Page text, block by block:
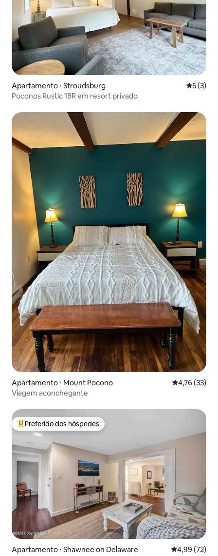
Apartamento ⋅ Stroudsburg 5 de
5 (3)
Poconos Rustic 1BR em resort privado
Apartamento ⋅ Mount Pocono 4,76 de uma
4,76 (33)
Viagem aconchegante
Entre os melhores preferidos dos hóspedes
Preferido dos hóspedes
Apartamento ⋅ Shawnee on Delaware 4,99 de uma
4,99 (72)